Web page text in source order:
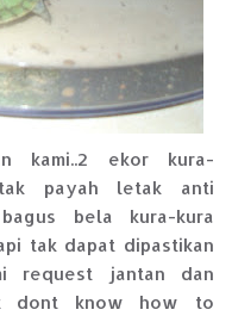
kami..2 ekor kura-
payah letak anti
bela kura-kura
tak dapat dipastikan
request jantan dan
dont know how to